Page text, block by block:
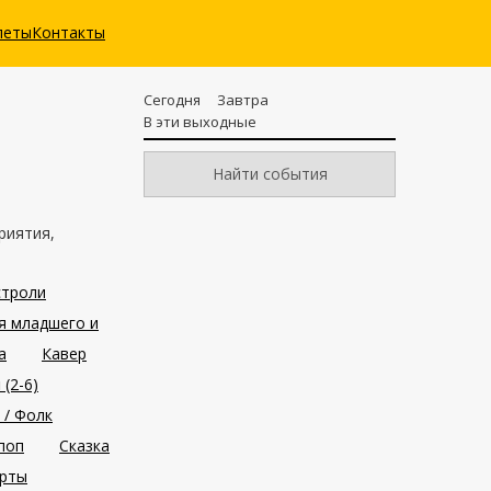
Контакты
младшего и
Кавер
6)
/ Фолк
Сказка
Сегодня
Завтра
В эти выходные
Найти события